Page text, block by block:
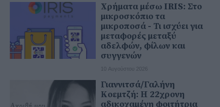
Χρήματα μέσω IRIS: Στο
μικροσκόπιο τα
μικροποσά - Τι ισχύει για
μεταφορές μεταξύ
αδελφών, φίλων και
συγγενών
10 Αυγούστου 2026
Γιαννιτσά/Γαλήνη
Κοεμτζή: Η 22χρονη
αδικοχαμένη φοιτήτρια